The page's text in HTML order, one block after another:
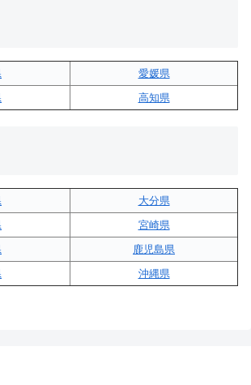
愛媛県
高知県
大分県
宮崎県
鹿児島県
沖縄県